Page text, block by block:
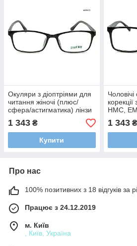
Окуляри з діоптріями для
читання жіночі (плюс/
сфера/астигматика) лінзи
покриттями
HMC,EMI,UV400
1 343 ₴
Купити
HMC,
1 343₴
Про нас
100% позитивних з 18 відгуків за
Працює з 24.12.2019
м. Київ
, Київ, Україна